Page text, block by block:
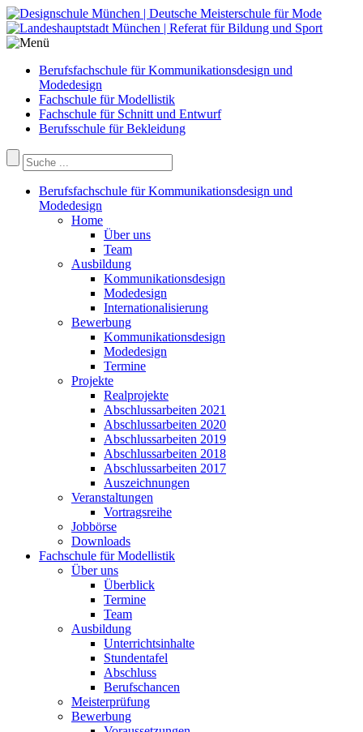
Berufsfachschule für Kommunikationsdesign und
Modedesign
Fachschule für Modellistik
Fachschule für Schnitt und Entwurf
Berufsschule für Bekleidung
Berufsfachschule für Kommunikationsdesign und
Modedesign
Home
Über uns
Team
Ausbildung
Kommunikationsdesign
Modedesign
Internationalisierung
Bewerbung
Kommunikationsdesign
Modedesign
Termine
Projekte
Realprojekte
Abschlussarbeiten 2021
Abschlussarbeiten 2020
Abschlussarbeiten 2019
Abschlussarbeiten 2018
Abschlussarbeiten 2017
Auszeichnungen
Veranstaltungen
Vortragsreihe
Jobbörse
Downloads
Fachschule für Modellistik
Über uns
Überblick
Termine
Team
Ausbildung
Unterrichtsinhalte
Stundentafel
Abschluss
Berufschancen
Meisterprüfung
Bewerbung